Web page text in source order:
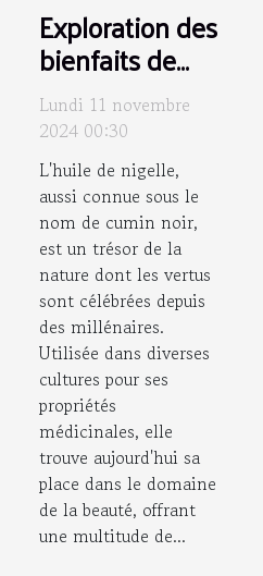
Exploration des
bienfaits de
l'huile de
nigelle pour
peau et
cheveux
Lundi 11 novembre
2024 00:30
L'huile de nigelle,
aussi connue sous le
nom de cumin noir,
est un trésor de la
nature dont les vertus
sont célébrées depuis
des millénaires.
Utilisée dans diverses
cultures pour ses
propriétés
médicinales, elle
trouve aujourd'hui sa
place dans le domaine
de la beauté, offrant
une multitude de...